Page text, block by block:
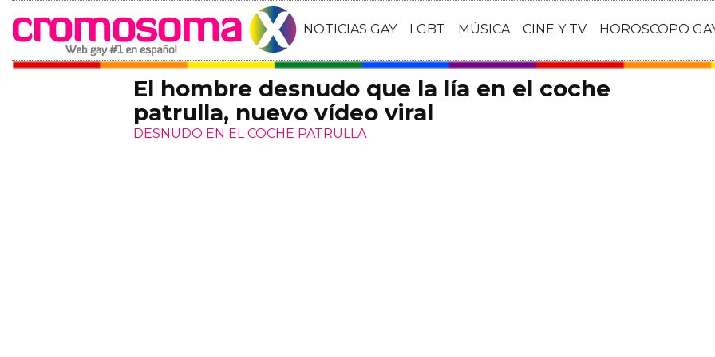
NOTICIAS GAY LGBT MÚSICA CINE Y TV HOROSCOPO
El hombre desnudo que la lía en el coche
patrulla, nuevo vídeo viral
DESNUDO EN EL COCHE PATRULLA